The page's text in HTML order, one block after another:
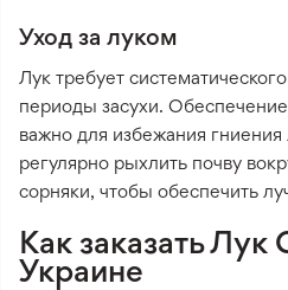
Уход за луком
Лук требует
периоды засухи.
важно для избежания
регулярно рыхлить почву
сорняки, чтобы обеспечить
Как заказать Лук
Украине